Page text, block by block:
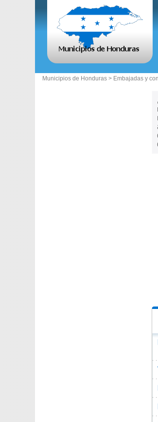
Municipios de Honduras > Embajadas y